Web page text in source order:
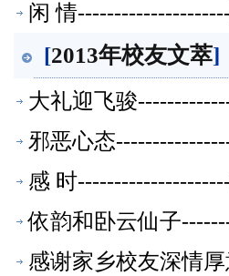
闲 情
[2013年校友文萃]
大礼迎飞骏
邪恶心态
感 时
依韵和卧云仙子
感谢家乡校友深情